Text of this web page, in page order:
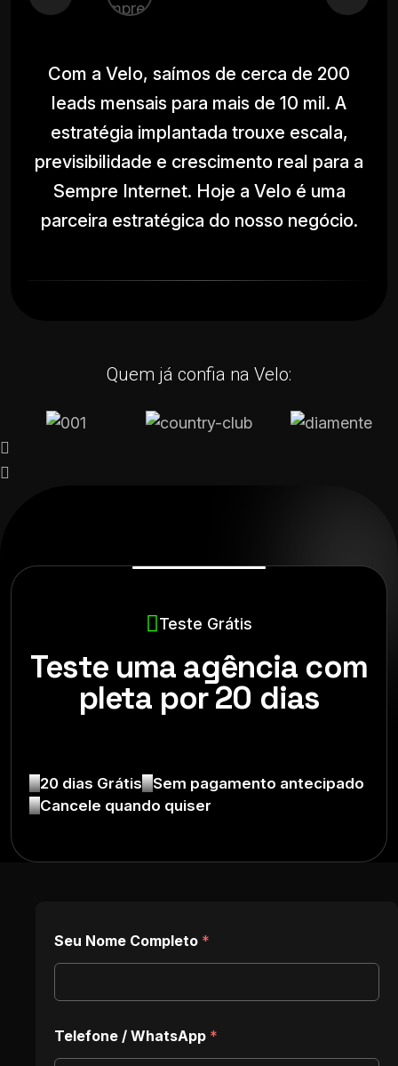
Com a Velo, saímos de cerca de 200
leads mensais para mais de 10 mil. A
estratégia implantada trouxe escala,
previsibilidade e crescimento real para a
Sempre Internet. Hoje a Velo é uma
parceira estratégica do nosso negócio.
Quem já confia na Velo:
Teste Grátis
Teste uma agência com
pleta por 20 dias
20 dias Grátis
Sem pagamento antecipado
Cancele quando quiser
Seu Nome Completo *
u
a
Telefone / WhatsApp *